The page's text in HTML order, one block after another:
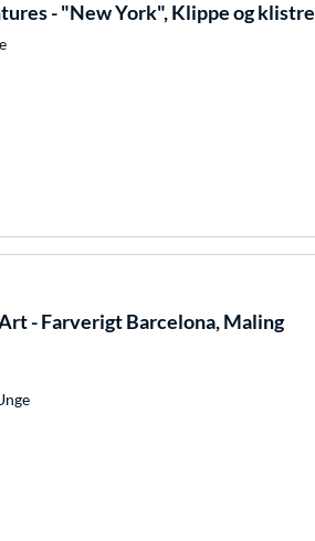
- "New York", Klippe og klistre
- Farverigt Barcelona, Maling